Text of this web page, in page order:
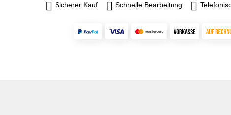
Sicherer Kauf Schnelle Bearbeitung